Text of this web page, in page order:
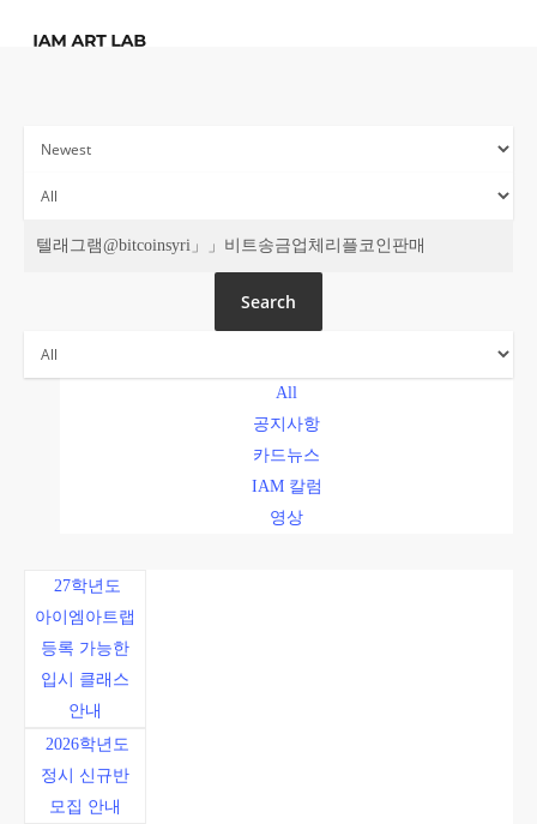
주간 IAM
Search
All
공지사항
카드뉴스
IAM 칼럼
영상
27학년도
아이엠아트랩
등록 가능한
입시 클래스
안내
2026학년도
정시 신규반
모집 안내